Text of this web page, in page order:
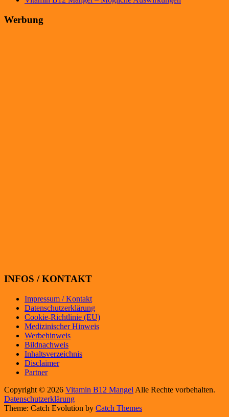
Werbung
INFOS / KONTAKT
Impressum / Kontakt
Datenschutzerklärung
Cookie-Richtlinie (EU)
Medizinischer Hinweis
Werbehinweis
Bildnachweis
Inhaltsverzeichnis
Disclaimer
Partner
Copyright © 2026 Vitamin B12 Mangel Alle Rechte vorbehalten.
Datenschutzerklärung
Theme: Catch Evolution by Catch Themes